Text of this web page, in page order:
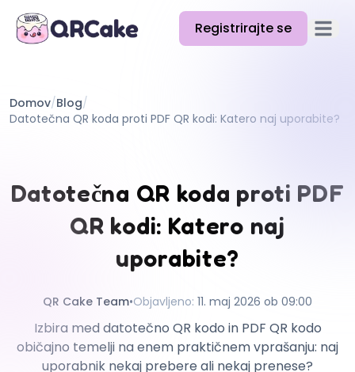
Registrirajte se Odpri
Cene
Dokumentacija
Pomoč
Domov/Blog/
Datotečna QR koda proti PDF QR kodi: Katero naj uporabite?
Datotečna QR koda proti PDF
QR kodi: Katero naj
uporabite?
QR Cake Team•Objavljeno: 11. maj 2026 ob 09:00
Izbira med datotečno QR kodo in PDF QR kodo
običajno temelji na enem praktičnem vprašanju: naj
uporabnik nekaj prebere ali nekaj prenese?